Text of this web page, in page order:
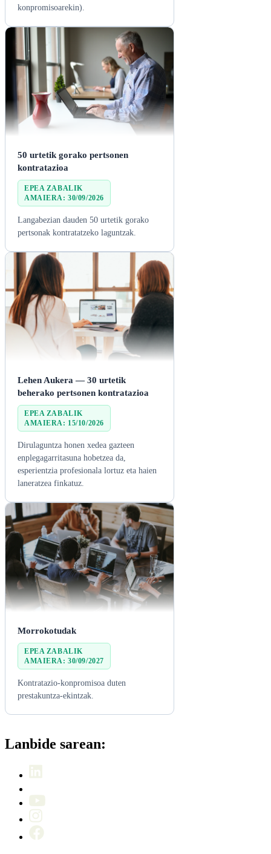
konpromisoarekin).
50 urtetik gorako pertsonen
kontratazioa
EPEA ZABALIK
AMAIERA: 30/09/2026
Langabezian dauden 50 urtetik gorako
pertsonak kontratatzeko laguntzak.
Lehen Aukera — 30 urtetik
beherako pertsonen kontratazioa
EPEA ZABALIK
AMAIERA: 15/10/2026
Dirulaguntza honen xedea gazteen
enplegagarritasuna hobetzea da,
esperientzia profesionala lortuz eta haien
laneratzea finkatuz.
Morrokotudak
EPEA ZABALIK
AMAIERA: 30/09/2027
Kontratazio-konpromisoa duten
prestakuntza-ekintzak.
Lanbide sarean: